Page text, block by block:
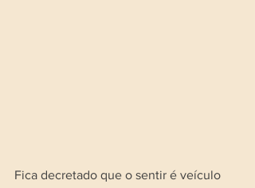
Fica decretado que o sentir é veículo